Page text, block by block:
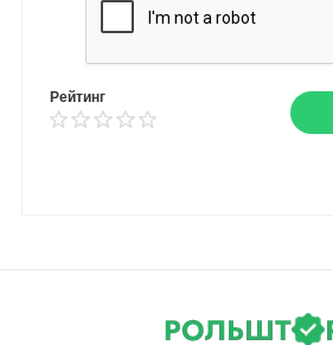
Рейтинг